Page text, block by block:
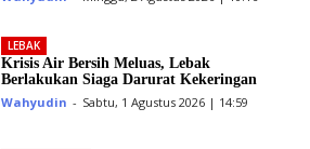
LEBAK
Krisis Air Bersih Meluas, Lebak
Berlakukan Siaga Darurat Kekeringan
Wahyudin - Sabtu, 1 Agustus 2026 | 14:59